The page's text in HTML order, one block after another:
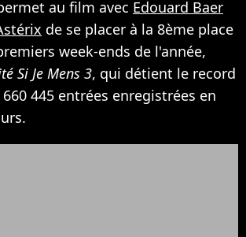
au film avec Edouard Baer
de se placer à la 8ème place
week-ends de l'année,
Si Je Mens 3, qui détient le record
660 445 entrées enregistrées en